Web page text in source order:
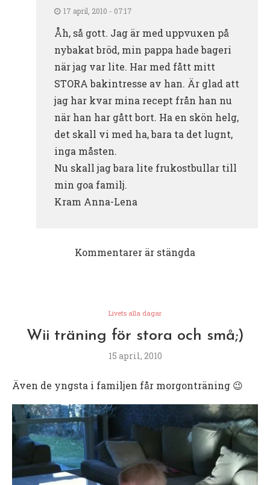
17 april, 2010 - 07:17
Åh, så gott. Jag är med uppvuxen på
nybakat bröd, min pappa hade bageri
när jag var lite. Har med fått mitt
STORA bakintresse av han. Är glad att
jag har kvar mina recept från han nu
när han har gått bort. Ha en skön helg,
det skall vi med ha, bara ta det lugnt,
inga måsten.
Nu skall jag bara lite frukostbullar till
min goa familj.
Kram Anna-Lena
Kommentarer är stängda
Livets alla dagar
Wii träning för stora och små;)
15 april, 2010
Även de yngsta i familjen får morgonträning 😉